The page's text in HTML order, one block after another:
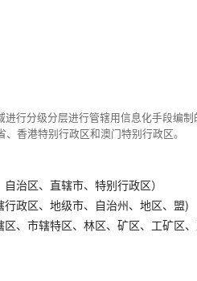
行分级分层进行管辖用信息化手段编
香港特别行政区和澳门特别行政区。
治区、直辖市、特别行政区）
政区、地级市、自治州、地区、盟)
、市辖特区、林区、矿区、工矿区